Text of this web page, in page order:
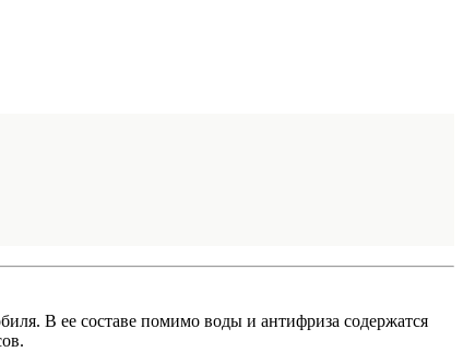
В ее составе помимо воды и антифриза содержатся